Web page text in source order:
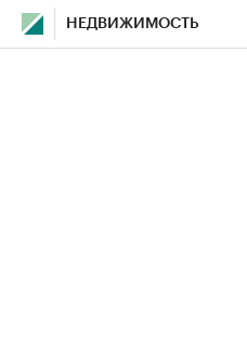
НЕДВИЖИМОСТЬ